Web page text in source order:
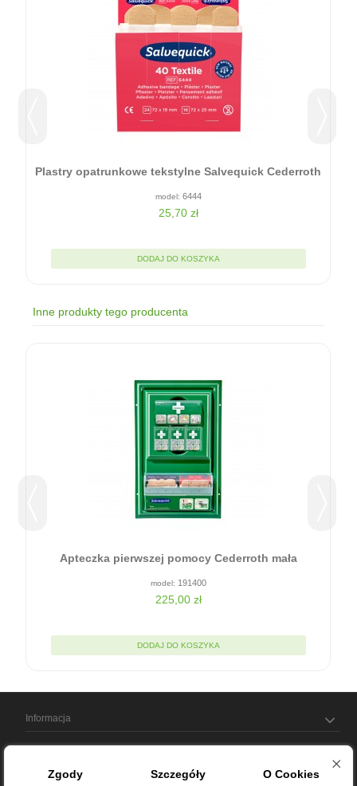
Plastry opatrunkowe tekstylne Salvequick Cederroth
6444
25,70 zł
DODAJ DO KOSZYKA
Inne produkty tego producenta
Apteczka pierwszej pomocy Cederroth mała
191400
225,00 zł
DODAJ DO KOSZYKA
Informacja
Zgody Szczegóły O Cookies